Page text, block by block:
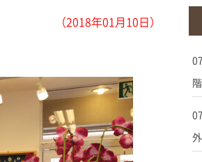
（2018年01月10日）